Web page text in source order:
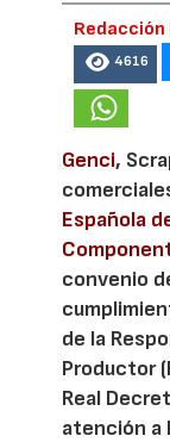
4616
Genci,
Española
convenio
de la
Productor
Real
atención a